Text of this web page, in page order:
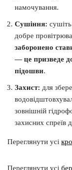
намочування.
Сушіння:
добре
заборонено
— це призведе
підошви.
Захист: для
зовнішній
захисних спреїв
Переглянути усі
Переглянути усі